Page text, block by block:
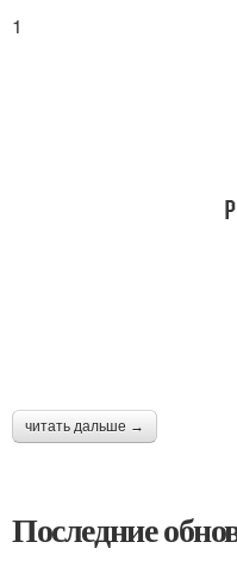
1
читать дальше →
Последние